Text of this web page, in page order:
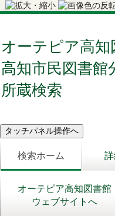
オーテピア高知
高知市民図書館
所蔵検索
検索ホーム
オーテピア高知図書館
ウェブサイトへ